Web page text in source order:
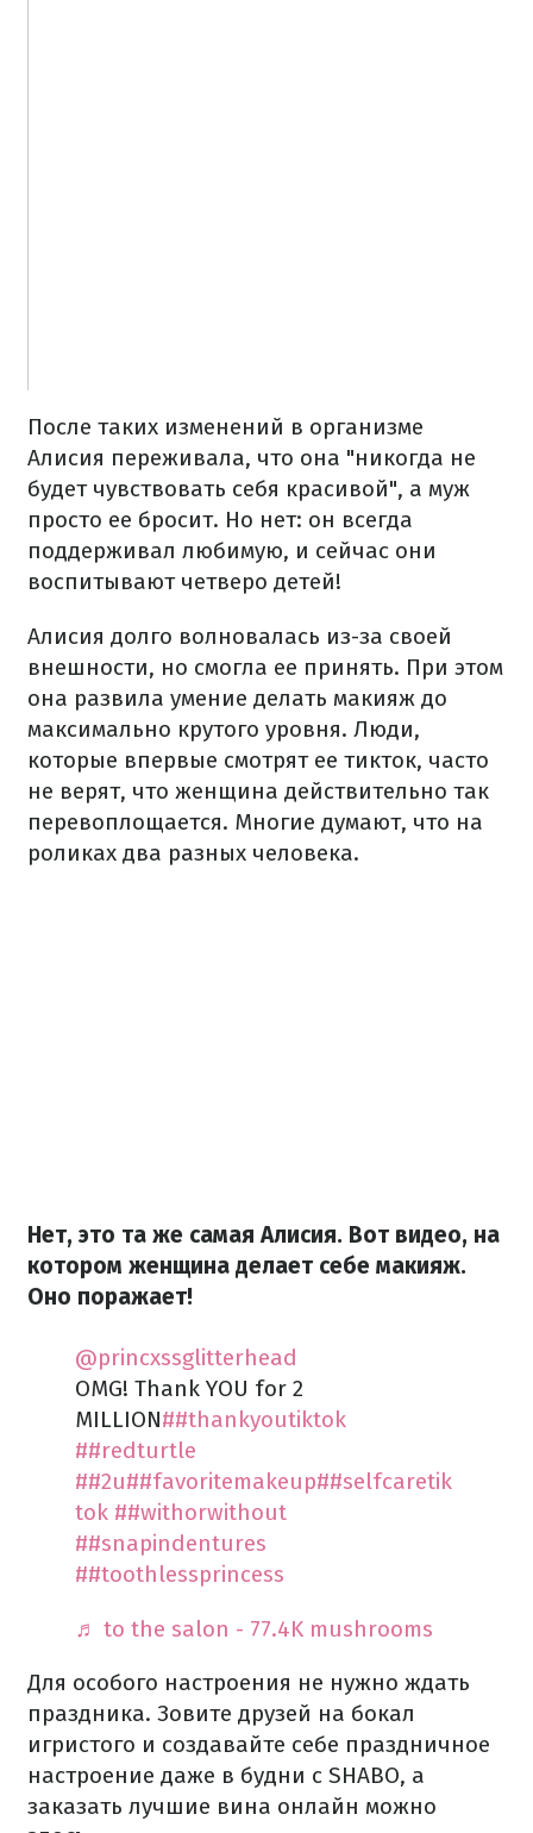
После таких изменений в организме
Алисия переживала, что она "никогда не
будет чувствовать себя красивой", а муж
просто ее бросит. Но нет: он всегда
поддерживал любимую, и сейчас они
воспитывают четверо детей!
Алисия долго волновалась из-за своей
внешности, но смогла ее принять. При этом
она развила умение делать макияж до
максимально крутого уровня. Люди,
которые впервые смотрят ее тикток, часто
не верят, что женщина действительно так
перевоплощается. Многие думают, что на
роликах два разных человека.
Нет, это та же самая Алисия. Вот видео, на
котором женщина делает себе макияж.
Оно поражает!
@princxssglitterhead
OMG! Thank YOU for 2
MILLION##thankyoutiktok
##redturtle
##2u##favoritemakeup##selfcaretik
tok ##withorwithout
##snapindentures
##toothlessprincess
♬ to the salon - 77.4K mushrooms
Для особого настроения не нужно ждать
праздника. Зовите друзей на бокал
игристого и создавайте себе праздничное
настроение даже в будни с SHABO, а
заказать лучшие вина онлайн можно